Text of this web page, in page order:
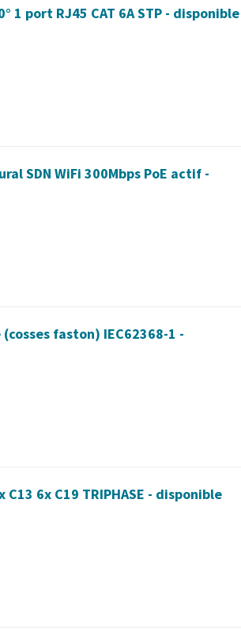
1 port RJ45 CAT 6A STP - disponible
SDN WiFi 300Mbps PoE actif -
faston) IEC62368-1 -
C13 6x C19 TRIPHASE - disponible